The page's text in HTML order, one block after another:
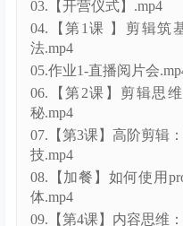
01.【营前必修】爆款内
03.【开营仪式】.mp4
04.【第1课 】剪辑筑
法.mp4
05.作业1-直播阅片会.mp4
06.【第2课】剪辑思
秘.mp4
07.【第3课】高阶剪辑
技.mp4
08.【加餐】如何使用